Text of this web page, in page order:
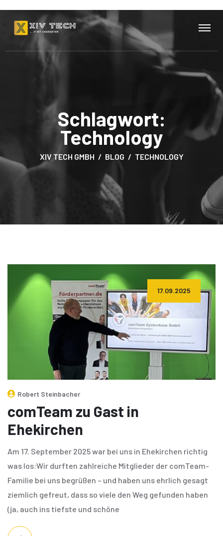
Schlagwort:
Technology
XIV TECH GMBH BLOG TECHNOLOGY
17.09.2025
Robert Steinbacher
comTeam zu Gast in
Ehekirchen
Am 17. September 2025 war bei uns in Ehekirchen richtig
was los:Wir durften zahlreiche Mitglieder der comTeam-
Familie bei uns begrüßen – und haben uns ehrlich gesagt
ziemlich gefreut, dass so viele den Weg gefunden haben
(ja, auch ins tiefste und schöne